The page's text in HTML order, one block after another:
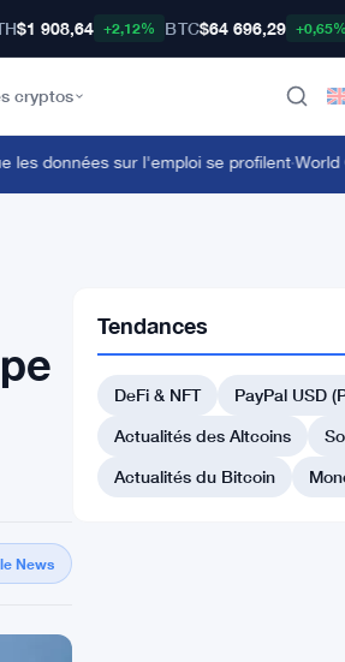
$1 908,64 +2,12% BTC$64 696,29 +0,65%
cryptos
données sur l'emploi se profilent·World
News
Tendances
DeFi & NFT
PayPal USD
Actualités des Altcoins
Actualités du Bitcoin